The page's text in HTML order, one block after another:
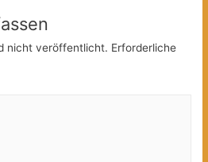
nicht veröffentlicht. Erforderliche